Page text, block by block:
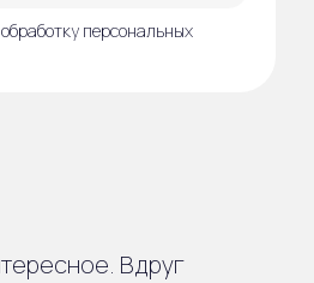
персональных
Вдруг